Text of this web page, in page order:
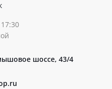
шоссе, 43/4